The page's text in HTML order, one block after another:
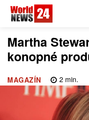
Martha
konopné
MAGAZÍN 2 min.